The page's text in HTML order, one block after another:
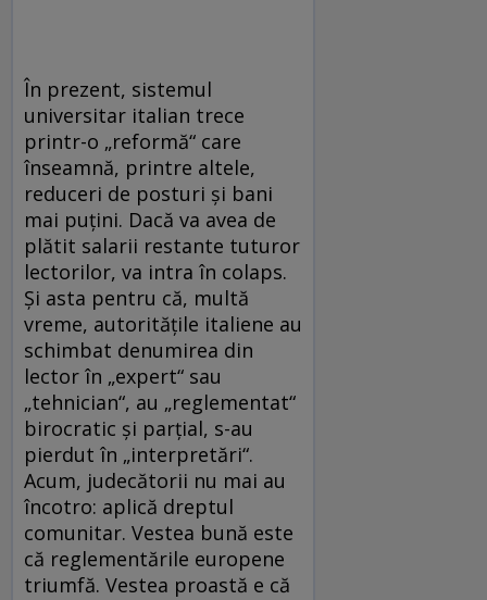
În prezent, sistemul
universitar italian trece
printr-o „reformă“ care
înseamnă, printre altele,
reduceri de posturi şi bani
mai puţini. Dacă va avea de
plătit salarii restante tuturor
lectorilor, va intra în colaps.
Şi asta pentru că, multă
vreme, autorităţile italiene au
schimbat denumirea din
lector în „expert“ sau
„tehnician“, au „reglementat“
birocratic şi parţial, s-au
pierdut în „interpretări“.
Acum, judecătorii nu mai au
încotro: aplică dreptul
comunitar. Vestea bună este
că reglementările europene
triumfă. Vestea proastă e că